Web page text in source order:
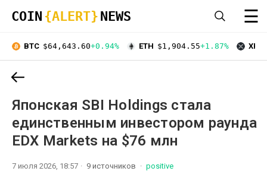
COIN {ALERT} NEWS ☰
BTC $64,643.60+0.94% ETH $1,904.55+1.87% XRP
Японская SBI Holdings стала
единственным инвестором раунда
EDX Markets на $76 млн
7 июля 2026, 18:57 9 источников positive